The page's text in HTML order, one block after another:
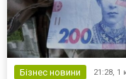
Бізнес новини 21:28, 1